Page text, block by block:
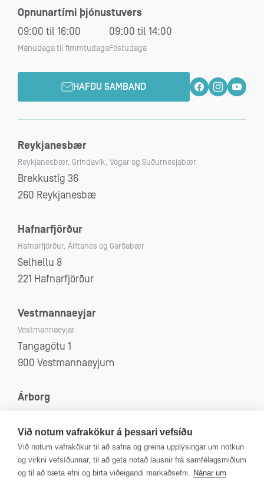
Opnunartími þjónustuvers
09:00 til 16:00
Mánudaga til fimmtudaga
09:00 til 14:00
Föstudaga
HAFÐU SAMBAND
Reykjanesbær
Reykjanesbær, Grindavík, Vogar og Suðurnesjabær
Brekkustíg 36
260 Reykjanesbæ
Hafnarfjörður
Hafnarfjörður, Álftanes og Garðabær
Selhellu 8
221 Hafnarfjörður
Vestmannaeyjar
Vestmannaeyjar
Tangagötu 1
900 Vestmannaeyjum
Árborg
Eyravegi 53
800 Selfoss
Við notum vafrakökur á þessari vefsíðu
Við notum vafrakökur til að safna og greina upplýsingar um notkun
og virkni vefsíðunnar, til að geta notað lausnir frá samfélagsmiðlum
og til að bæta efni og birta viðeigandi markaðsefni. Nánar um